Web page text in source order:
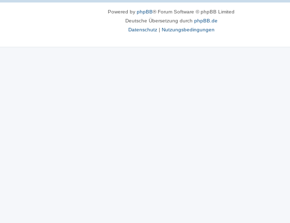
Powered by phpBB® Forum Software © phpBB Limited
Deutsche Übersetzung durch phpBB.de
Datenschutz| Nutzungsbedingungen